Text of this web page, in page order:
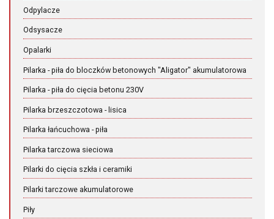
Odpylacze
Odsysacze
Opalarki
Pilarka - piła do bloczków betonowych "Aligator" akumulatorowa
Pilarka - piła do cięcia betonu 230V
Pilarka brzeszczotowa - lisica
Pilarka łańcuchowa - piła
Pilarka tarczowa sieciowa
Pilarki do cięcia szkła i ceramiki
Pilarki tarczowe akumulatorowe
Piły